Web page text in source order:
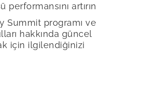
performansını artırın
Summit programı ve
hakkında güncel
için ilgilendiğinizi